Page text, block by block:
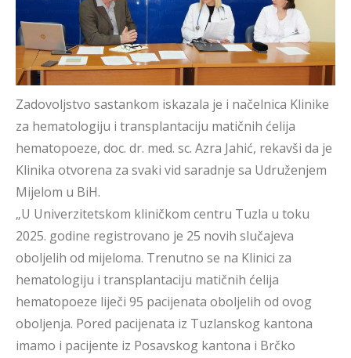
Zadovoljstvo sastankom iskazala je i načelnica Klinike
za hematologiju i transplantaciju matičnih ćelija
hematopoeze, doc. dr. med. sc. Azra Jahić, rekavši da je
Klinika otvorena za svaki vid saradnje sa Udruženjem
Mijelom u BiH.
„U Univerzitetskom kliničkom centru Tuzla u toku
2025. godine registrovano je 25 novih slučajeva
oboljelih od mijeloma. Trenutno se na Klinici za
hematologiju i transplantaciju matičnih ćelija
hematopoeze liječi 95 pacijenata oboljelih od ovog
oboljenja. Pored pacijenata iz Tuzlanskog kantona
imamo i pacijente iz Posavskog kantona i Brčko